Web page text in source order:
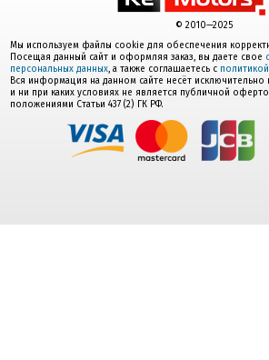
© 2010—2025
Мы используем файлы cookie для обеспечения
Посещая данный сайт и оформляя заказ, вы даете свое
персональных данных, а также соглашаетесь с
Вся информация на данном сайте несёт
и ни при каких условиях не является публичной
положениями Статьи 437 (2) ГК РФ.